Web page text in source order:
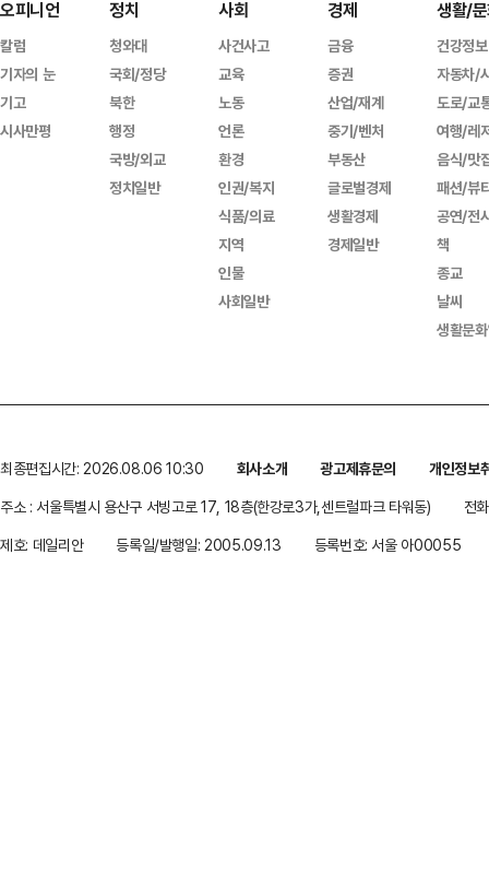
오피니언
칼럼
기자의 눈
기고
시사만평
정치
청와대
국회/정당
북한
행정
국방/외교
정치일반
사회
사건사고
교육
노동
언론
환경
인권/복지
식품/의료
지역
인물
사회일반
경제
금융
증권
산업/재계
중기/벤처
부동산
글로벌경제
생활경제
경제일반
생활/
건강정보
자동차/
도로/교
여행/레
음식/맛
패션/뷰
공연/전
책
종교
날씨
생활문
최종편집시간: 2026.08.06 10:30 회사소개 광고제휴문의
개인정보
주소 : 서울특별시 용산구 서빙고로 17, 18층(한강로3가,센트럴파크 타워동)
전
제호: 데일리안
등록일/발행일: 2005.09.13 등록번호: 서울 아00055